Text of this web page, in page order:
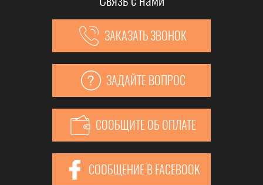
ЗАКАЗАТЬ ЗВОНОК
ЗАДАЙТЕ ВОПРОС
СООБЩИТЕ ОБ ОПЛАТЕ
СООБЩЕНИЕ В FACEBOOK